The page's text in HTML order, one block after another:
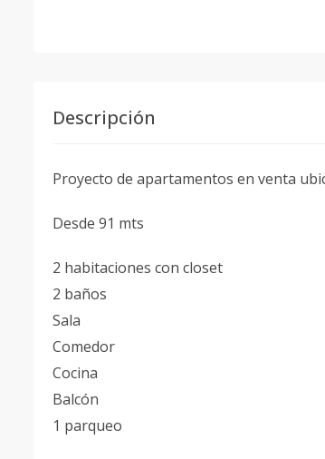
Descripción
Proyecto de apartamentos en venta
Desde 91 mts
2 habitaciones con closet
2 baños
Sala
Comedor
Cocina
Balcón
1 parqueo